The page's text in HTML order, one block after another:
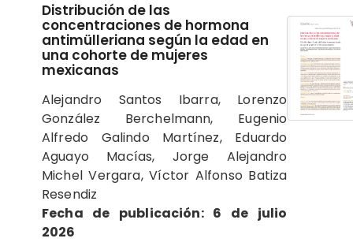
Distribución de las
concentraciones de hormona
antimülleriana según la edad en
una cohorte de mujeres
mexicanas
Alejandro Santos Ibarra, Lorenzo
González Berchelmann, Eugenio
Alfredo Galindo Martínez, Eduardo
Aguayo Macías, Jorge Alejandro
Michel Vergara, Víctor Alfonso Batiza
Resendiz
Fecha de publicación: 6 de julio
2026